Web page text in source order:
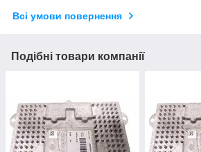
Всі умови повернення
Подібні товари компанії